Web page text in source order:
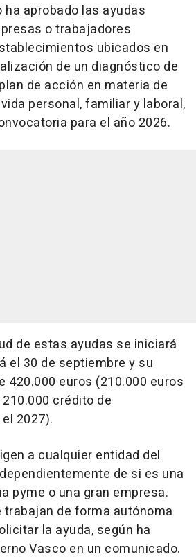
ha aprobado las ayudas
o trabajadores
ubicados en
de un diagnóstico de
de acción en materia de
personal, familiar y laboral,
para el año 2026.
de estas ayudas se iniciará
el 30 de septiembre y su
420.000 euros (210.000 euros
crédito de
2027).
a cualquier entidad del
de si es una
pyme o una gran empresa.
de forma autónoma
la ayuda, según ha
Vasco en un comunicado.